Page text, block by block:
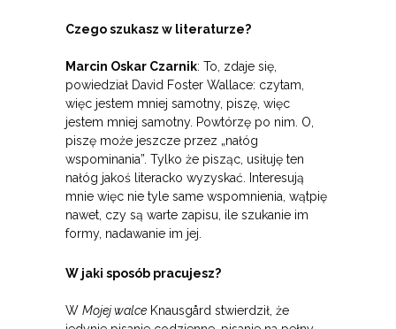
Czego szukasz w literaturze?
Marcin Oskar Czarnik: To, zdaje się,
powiedział David Foster Wallace: czytam,
więc jestem mniej samotny, piszę, więc
jestem mniej samotny. Powtórzę po nim. O,
piszę może jeszcze przez „nałóg
wspominania”. Tylko że pisząc, usiłuję ten
nałóg jakoś literacko wyzyskać. Interesują
mnie więc nie tyle same wspomnienia, wątpię
nawet, czy są warte zapisu, ile szukanie im
formy, nadawanie im jej.
W jaki sposób pracujesz?
W Mojej walce Knausgård stwierdził, że